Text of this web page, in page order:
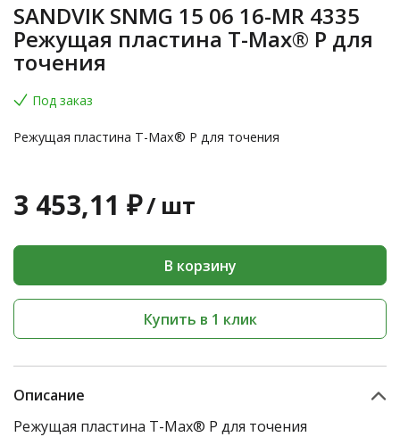
SANDVIK SNMG 15 06 16-MR 4335
Режущая пластина T-Max® P для
точения
Под заказ
Режущая пластина T-Max® P для точения
3 453,11 ₽/ шт
В корзину
Купить в 1 клик
Описание
Режущая пластина T-Max® P для точения